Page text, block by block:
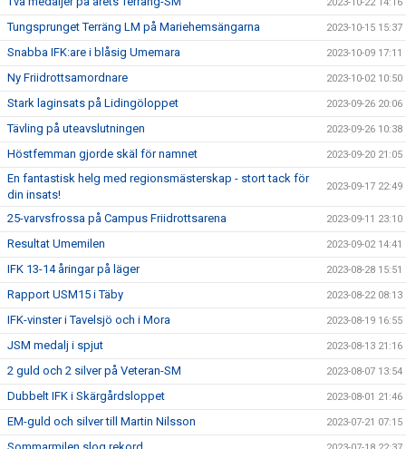
Tungsprunget Terräng LM på Mariehemsängarna 2023-10-15 15:37
Snabba IFK:are i blåsig Umemara 2023-10-09 17:11
Ny Friidrottsamordnare 2023-10-02 10:50
Stark laginsats på Lidingöloppet 2023-09-26 20:06
Tävling på uteavslutningen 2023-09-26 10:38
Höstfemman gjorde skäl för namnet 2023-09-20 21:05
En fantastisk helg med regionsmästerskap - stort tack för
din insats!
2023-09-17 22:49
25-varvsfrossa på Campus Friidrottsarena 2023-09-11 23:10
Resultat Umemilen 2023-09-02 14:41
IFK 13-14 åringar på läger 2023-08-28 15:51
Rapport USM15 i Täby 2023-08-22 08:13
IFK-vinster i Tavelsjö och i Mora 2023-08-19 16:55
JSM medalj i spjut 2023-08-13 21:16
2 guld och 2 silver på Veteran-SM 2023-08-07 13:54
Dubbelt IFK i Skärgårdsloppet 2023-08-01 21:46
EM-guld och silver till Martin Nilsson 2023-07-21 07:15